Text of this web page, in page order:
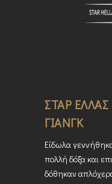
ΣΤΑΡ
ΓΙΑΝΓΚ
Είδωλα
πολλή δόξα και
δόθηκαν